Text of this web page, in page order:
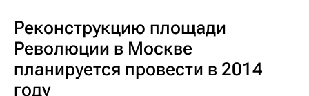
Реконструкцию площади
Революции в Москве
планируется провести в 2014
году